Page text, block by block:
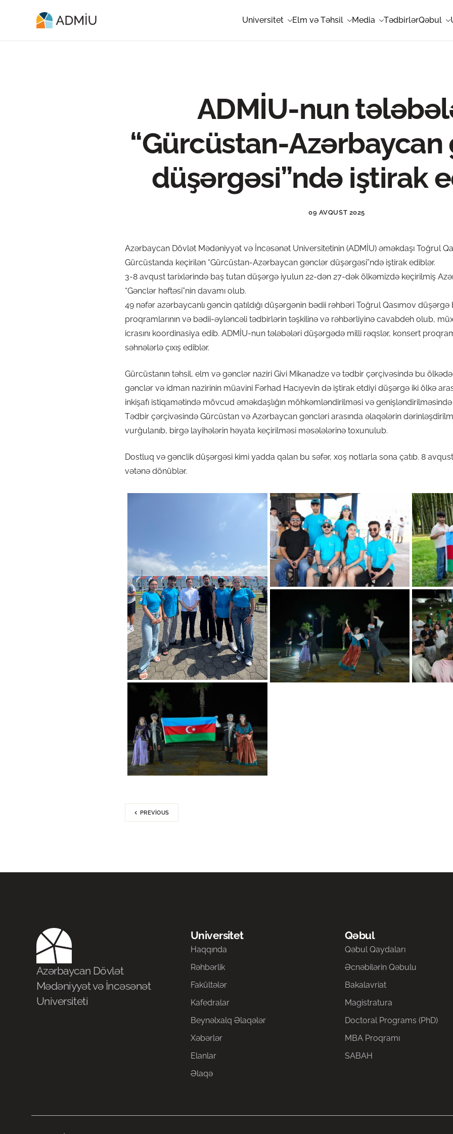
Universitet Elm və Təhsil Media TədbirlərQəbul
ADMİU-nun
“Gürcüstan-
düşərgəsi”ndə iştirak
09 AVQUST 2025
Azərbaycan Dövlət Mədəniyyət və İncəsənət Universitetinin (ADMİU) əməkdaşı Toğrul
Gürcüstanda keçirilən “Gürcüstan-Azərbaycan gənclər düşərgəsi”ndə iştirak ediblər.
3-8 avqust tarixlərində baş tutan düşərgə iyulun 22-dən 27-dək ölkəmizdə keçirilmiş
“Gənclər həftəsi”nin davamı olub.
49 nəfər azərbaycanlı gəncin qatıldığı düşərgənin bədii rəhbəri Toğrul Qasımov
proqramlarının və bədii-əyləncəli tədbirlərin təşkilinə və rəhbərliyinə cavabdeh olub,
icrasını koordinasiya edib. ADMİU-nun tələbələri düşərgədə milli rəqslər, konsert
səhnələrlə çıxış ediblər.
Gürcüstanın təhsil, elm və gənclər naziri Givi Mikanadze və tədbir çərçivəsində bu
gənclər və idman nazirinin müavini Fərhad Hacıyevin də iştirak etdiyi düşərgə iki ölkə
inkişafı istiqamətində mövcud əməkdaşlığın möhkəmləndirilməsi və
Tədbir çərçivəsində Gürcüstan və Azərbaycan gəncləri arasında əlaqələrin
vurğulanıb, birgə layihələrin həyata keçirilməsi məsələlərinə toxunulub.
Dostluq və gənclik düşərgəsi kimi yadda qalan bu səfər, xoş notlarla sona çatıb. 8
vətənə dönüblər.
PREVIOUS
Azərbaycan Dövlət
Mədəniyyət və İncəsənət
Universiteti
Universitet
Haqqında
Rəhbərlik
Fakültələr
Kafedralar
Beynəlxalq Əlaqələr
Xəbərlər
Elanlar
Əlaqə
Qəbul
Qəbul Qaydaları
Əcnəbilərin Qəbulu
Bakalavriat
Magistratura
Doctoral Programs (PhD)
MBA Proqramı
SABAH